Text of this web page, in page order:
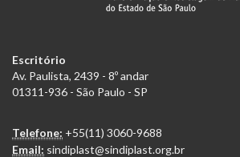
Escritório
Av. Paulista, 2439 - 8º andar
01311-936 - São Paulo - SP
Telefone: +55(11) 3060-9688
Email: sindiplast@sindiplast.org.br